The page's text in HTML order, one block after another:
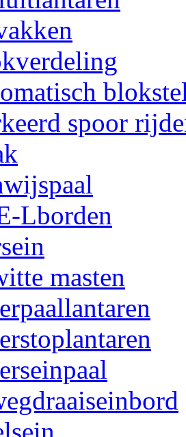
spoor
Lborden
masten